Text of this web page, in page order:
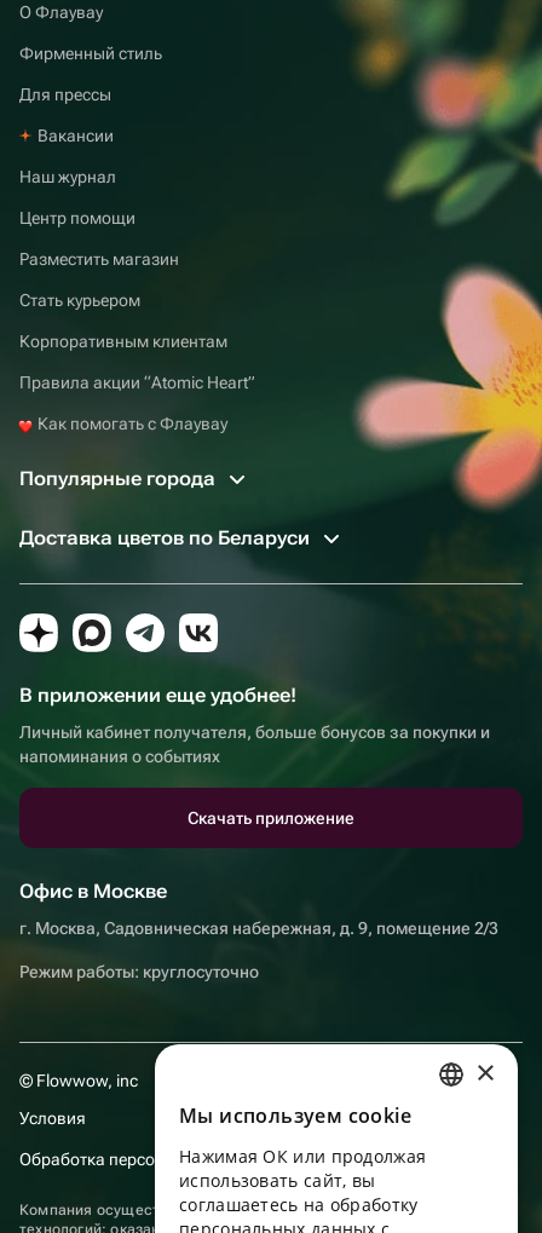
О Флаувау
Фирменный стиль
Для прессы
Вакансии
Наш журнал
Центр помощи
Разместить магазин
Стать курьером
Корпоративным клиентам
Правила акции “Atomic Heart”
Как помогать с Флаувау
Популярные города
Доставка цветов по Беларуси
В приложении еще удобнее!
Личный кабинет получателя, больше бонусов за покупки и
напоминания о событиях
Скачать приложение
Офис в Москве
г. Москва, Садовническая набережная, д. 9, помещение 2/3
Режим работы: круглосуточно
© Flowwow, inc
Условия
Обработка персональных данных
Компания осуществляет деятельность в области информационных
технологий: оказание услуг в сети “Интернет” по размещению
ENGLISH
UKRAINIAN
×
Мы используем сookie
Нажимая ОК или продолжая
использовать сайт, вы
соглашаетесь на обработку